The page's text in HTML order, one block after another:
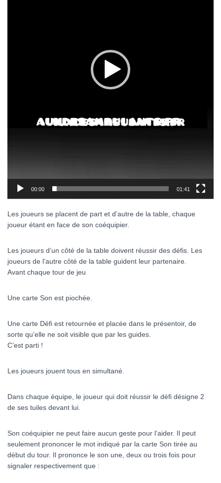
00:00 01:41
Les joueurs se placent de part et d’autre de la table, chaque
joueur étant en face de son coéquipier.
Les joueurs d’un côté de la table doivent réussir des défis. Les
joueurs de l’autre côté de la table guident leur partenaire.
Avant chaque tour de jeu
Une carte Son est piochée.
Une carte Défi est retournée et placée dans le présentoir, de
sorte qu’elle ne soit visible que par les guides.
C’est parti !
Les joueurs jouent tous en simultané.
Dans chaque équipe, le joueur qui doit réussir le défi désigne 2
de ses tuiles devant lui.
Son coéquipier ne peut faire aucun geste pour l’aider. Il peut
seulement prononcer le mot indiqué par la carte Son tirée au
début du tour. Il prononce le son une, deux ou trois fois pour
signaler respectivement que :